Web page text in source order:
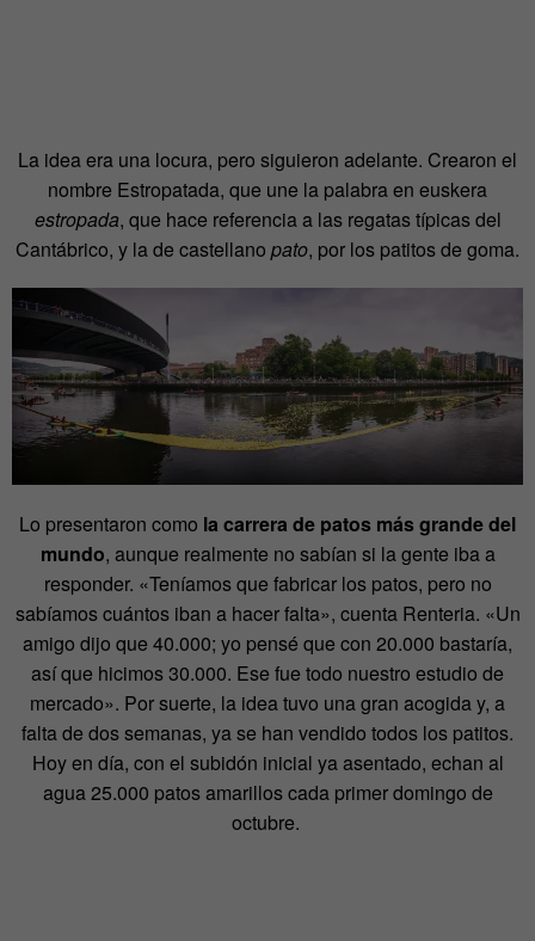
La idea era una locura, pero siguieron adelante. Crearon el
nombre Estropatada, que une la palabra en euskera
estropada, que hace referencia a las regatas típicas del
Cantábrico, y la de castellano pato, por los patitos de goma.
Lo presentaron como la carrera de patos más grande del
mundo, aunque realmente no sabían si la gente iba a
responder. «Teníamos que fabricar los patos, pero no
sabíamos cuántos iban a hacer falta», cuenta Renteria. «Un
amigo dijo que 40.000; yo pensé que con 20.000 bastaría,
así que hicimos 30.000. Ese fue todo nuestro estudio de
mercado». Por suerte, la idea tuvo una gran acogida y, a
falta de dos semanas, ya se han vendido todos los patitos.
Hoy en día, con el subidón inicial ya asentado, echan al
agua 25.000 patos amarillos cada primer domingo de
octubre.